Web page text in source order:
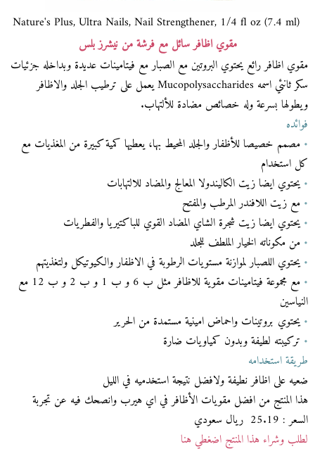
Nature's Plus, Ultra Nails, Nail Strengthener, 1/4 fl oz (7.4 ml)
مقوي اظافر سائل مع فرشة من نيشرز بلس
مقوي اظافر رائع يحتوي البروتين مع الصبار مع فيتامينات عديدة وبداخله جزئيات
سكر ثانئي اسمه Mucopolysaccharides يعمل على ترطيب الجلد والاظافر
ويطولها بسرعة وله خصائص مضادة للألتهاب.
فوائده
•مصمم خصيصا للأظفار والجلد المحيط بها، يعطيها كمية كبيرة من المغذيات مع
كل استخدام
•يحتوي ايضا زيت الكاليندولا المعالج والمضاد للالتهابات
•مع زيت اللافندر المرطب والمفتح
•يحتوي ايضا زيت شجرة الشاي المضاد القوي للباكتيريا والفطريات
•من مكوناته الخيار الملطف للجلد
•يحتوي اللصبار لموازنة مستويات الرطوبة في الاظفار والكيوتيكل ولتغذيتهم
•
مع مجموعة فيتامينات مقوية للاظافر مثل ب 6 و ب 1 و ب 2 و ب 12 مع
النياسين
•يحتوي بروتينات واحماض امينية مستمدة من الحرير
• تركيبته لطيفة وبدون كمياويات ضارة
طريقة استخدامه
ضعيه على اظافر نطيفة ولافضل نتيجة استخدميه في الليل
هذا المنتج من افضل مقويات الأظافر في اي هيرب وانصحك فيه عن تجربة
السعر : 25.19 ريال سعودي
لطلب وشراء هذا المنتج اضغطي هنا